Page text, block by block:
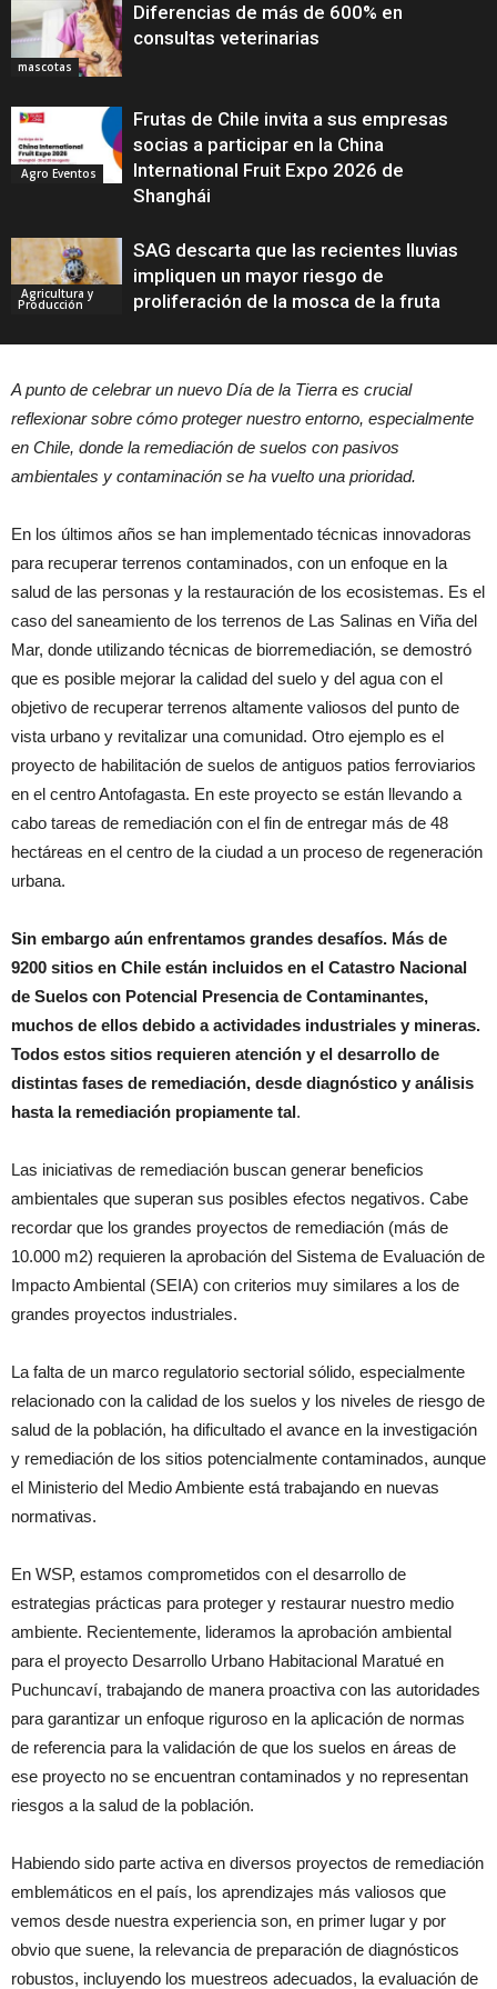
mascotas
Diferencias de más de 600% en
consultas veterinarias
Agro Eventos
Frutas de Chile invita a sus empresas
socias a participar en la China
International Fruit Expo 2026 de
Shanghái
Agricultura y
Producción
SAG descarta que las recientes lluvias
impliquen un mayor riesgo de
proliferación de la mosca de la fruta
A punto de celebrar un nuevo Día de la Tierra es crucial
reflexionar sobre cómo proteger nuestro entorno, especialmente
en Chile, donde la remediación de suelos con pasivos
ambientales y contaminación se ha vuelto una prioridad.
En los últimos años se han implementado técnicas innovadoras
para recuperar terrenos contaminados, con un enfoque en la
salud de las personas y la restauración de los ecosistemas. Es el
caso del saneamiento de los terrenos de Las Salinas en Viña del
Mar, donde utilizando técnicas de biorremediación, se demostró
que es posible mejorar la calidad del suelo y del agua con el
objetivo de recuperar terrenos altamente valiosos del punto de
vista urbano y revitalizar una comunidad. Otro ejemplo es el
proyecto de habilitación de suelos de antiguos patios ferroviarios
en el centro Antofagasta. En este proyecto se están llevando a
cabo tareas de remediación con el fin de entregar más de 48
hectáreas en el centro de la ciudad a un proceso de regeneración
urbana.
Sin embargo aún enfrentamos grandes desafíos. Más de
9200 sitios en Chile están incluidos en el Catastro Nacional
de Suelos con Potencial Presencia de Contaminantes,
muchos de ellos debido a actividades industriales y mineras.
Todos estos sitios requieren atención y el desarrollo de
distintas fases de remediación, desde diagnóstico y análisis
hasta la remediación propiamente tal.
Las iniciativas de remediación buscan generar beneficios
ambientales que superan sus posibles efectos negativos. Cabe
recordar que los grandes proyectos de remediación (más de
10.000 m2) requieren la aprobación del Sistema de Evaluación de
Impacto Ambiental (SEIA) con criterios muy similares a los de
grandes proyectos industriales.
La falta de un marco regulatorio sectorial sólido, especialmente
relacionado con la calidad de los suelos y los niveles de riesgo de
salud de la población, ha dificultado el avance en la investigación
y remediación de los sitios potencialmente contaminados, aunque
el Ministerio del Medio Ambiente está trabajando en nuevas
normativas.
En WSP, estamos comprometidos con el desarrollo de
estrategias prácticas para proteger y restaurar nuestro medio
ambiente. Recientemente, lideramos la aprobación ambiental
para el proyecto Desarrollo Urbano Habitacional Maratué en
Puchuncaví, trabajando de manera proactiva con las autoridades
para garantizar un enfoque riguroso en la aplicación de normas
de referencia para la validación de que los suelos en áreas de
ese proyecto no se encuentran contaminados y no representan
riesgos a la salud de la población.
Habiendo sido parte activa en diversos proyectos de remediación
emblemáticos en el país, los aprendizajes más valiosos que
vemos desde nuestra experiencia son, en primer lugar y por
obvio que suene, la relevancia de preparación de diagnósticos
robustos, incluyendo los muestreos adecuados, la evaluación de